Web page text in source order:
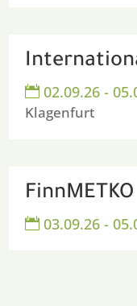
 02.09.26 -
Klagenfurt
FinnMETKO
 03.09.26 -